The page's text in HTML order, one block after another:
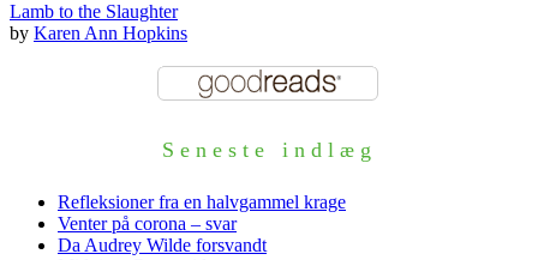
Lamb to the Slaughter
by Karen Ann Hopkins
Seneste indlæg
Refleksioner fra en halvgammel krage
Venter på corona – svar
Da Audrey Wilde forsvandt